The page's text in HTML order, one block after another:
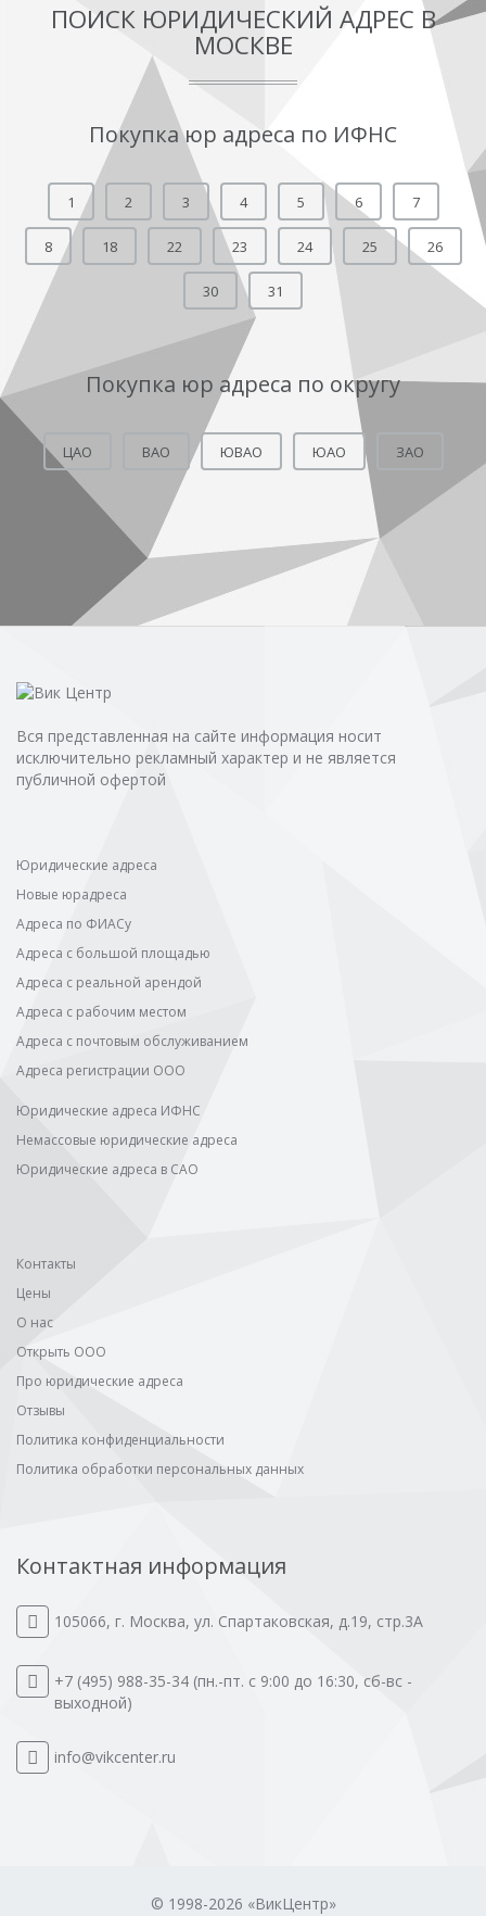
ПОИСК ЮРИДИЧЕСКИЙ АДРЕС В
МОСКВЕ
Покупка юр адреса по ИФНС
1 2 3 4 5 6 7
8 18 22 23 24 25 26
30 31
Покупка юр адреса по округу
ЦАО ВАО ЮВАО ЮАО ЗАО
Вся представленная на сайте информация носит
исключительно рекламный характер и не является
публичной офертой
Юридические адреса
Новые юрадреса
Адреса по ФИАСу
Адреса с большой площадью
Адреса с реальной арендой
Адреса с рабочим местом
Адреса с почтовым обслуживанием
Адреса регистрации ООО
Юридические адреса ИФНС
Немассовые юридические адреса
Юридические адреса в САО
Контакты
Цены
О нас
Открыть ООО
Про юридические адреса
Отзывы
Политика конфиденциальности
Политика обработки персональных данных
Контактная информация
105066, г. Москва, ул. Спартаковская, д.19, стр.3А
+7 (495) 988-35-34 (пн.-пт. с 9:00 до 16:30, сб-вс -
выходной)
info@vikcenter.ru
© 1998-2026 «ВикЦентр»